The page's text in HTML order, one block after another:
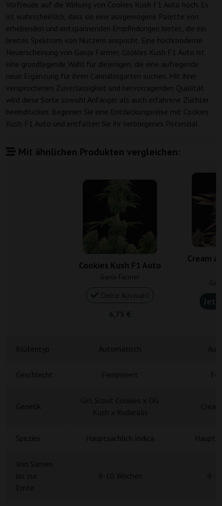
Vorfreude auf die Wirkung von Cookies Kush F1 Auto hoch. Es
ist wahrscheinlich, dass sie eine ausgewogene Palette von
erhebenden und entspannenden Empfindungen bietet, die ein
breites Spektrum von Nutzern anspricht. Eine hochmoderne
Neuerscheinung von Ganja Farmer, Cookies Kush F1 Auto ist
eine grundlegende Wahl für diejenigen, die eine aufregende
neue Ergänzung für ihren Cannabisgarten suchen. Mit ihrer
versprochenen Zuverlässigkeit und hervorragenden Qualität
wird diese Sorte sowohl Anfänger als auch erfahrene Züchter
beeindrucken. Beginnen Sie eine Entdeckungsreise mit Cookies
Kush F1 Auto und entfalten Sie ihr verborgenes Potenzial.
Mit ähnlichen Produkten vergleichen:
Cookies Kush F1 Auto
Ganja Farmer
Cream
Geschlecht Feminisiert
Spezies Hauptsächlich Indica